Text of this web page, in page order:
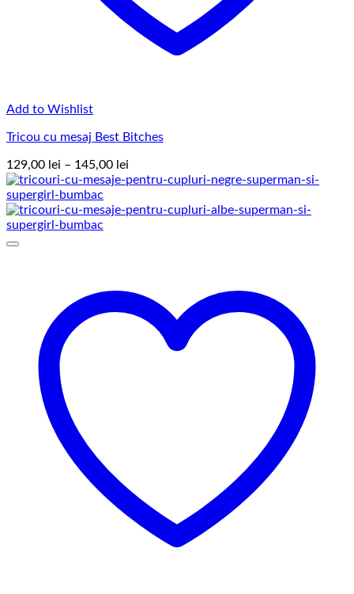
Add to Wishlist
Tricou cu mesaj Best Bitches
129,00 lei – 145,00 lei
de
129,00 lei